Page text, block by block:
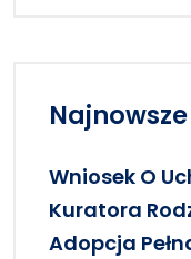
Wniosek O
Kuratora
Adopcja